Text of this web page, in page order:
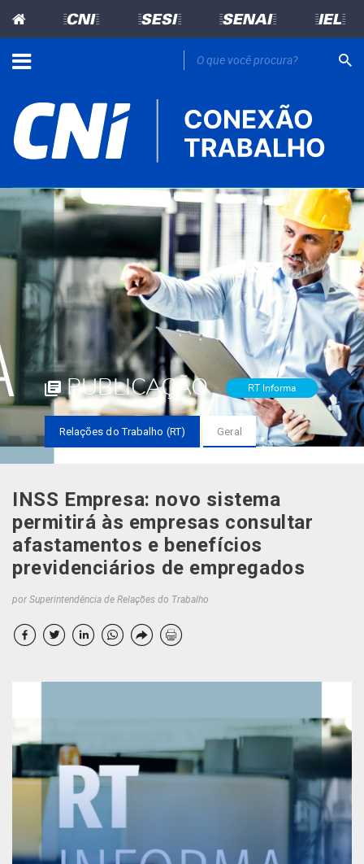
=CNI= =SESI= =SENAI= =IEL=
PUBLICAÇÃO RT Informa
Relações do Trabalho (RT) Geral
INSS Empresa: novo sistema
permitirá às empresas consultar
afastamentos e benefícios
previdenciários de empregados
por Superintendência de Relações do Trabalho